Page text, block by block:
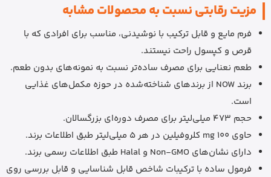
مزیت رقابتی نسبت به محصولات مشابه
فرم مایع و قابل ترکیب با نوشیدنی، مناسب برای افرادی که با
قرص و کپسول راحت نیستند.
طعم نعنایی برای مصرف ساده‌تر نسبت به نمونه‌های بدون طعم.
برند NOW از برندهای شناخته‌شده در حوزه مکمل‌های غذایی
است.
حجم 473 میلی‌لیتر برای مصرف دوره‌ای بزرگسالان.
حاوی 100 mg کلروفیلین در هر 5 میلی‌لیتر طبق اطلاعات برند.
دارای نشان‌های Non-GMO و Halal طبق اطلاعات رسمی برند.
فرمول ساده با ترکیبات شاخص قابل شناسایی و قابل بررسی روی